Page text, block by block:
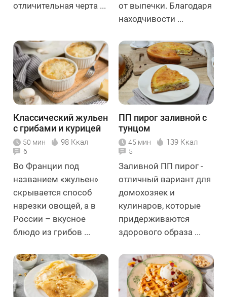
отличительная черта ...
от выпечки. Благодаря
находчивости ...
Классический жульен
с грибами и курицей
50 мин 98 Ккал
6
Во Франции под
названием «жульен»
скрывается способ
нарезки овощей, а в
России – вкусное
блюдо из грибов ...
ПП пирог заливной с
тунцом
45 мин 139 Ккал
5
Заливной ПП пирог -
отличный вариант для
домохозяек и
кулинаров, которые
придерживаются
здорового образа ...